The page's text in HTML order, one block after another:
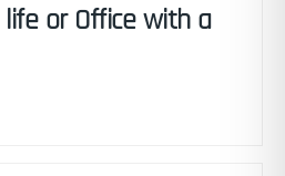
or Office with a